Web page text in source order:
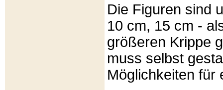
Die Figuren sind
10 cm, 15 cm -
größeren Krippe
muss selbst
Möglichkeiten für